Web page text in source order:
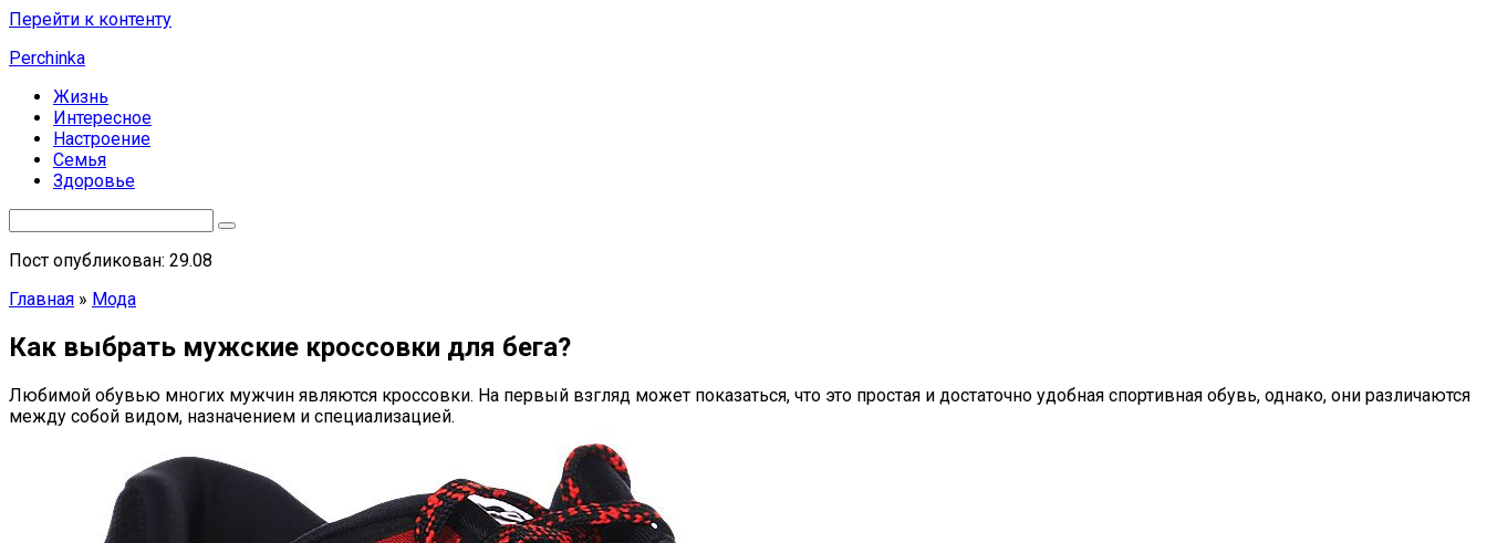
Перейти к контенту
Perchinka
Жизнь
Интересное
Настроение
Семья
Здоровье
Пост опубликован: 29.08
Главная » Мода
Как выбрать мужские кроссовки для бега?
Любимой обувью многих мужчин являются кроссовки. На первый взгляд может показаться, что это простая и достаточно удобная спортивная обувь, однако, они различаются
между собой видом, назначением и специализацией.